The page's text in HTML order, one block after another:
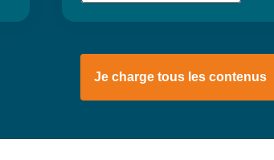
Je charge tous les contenus